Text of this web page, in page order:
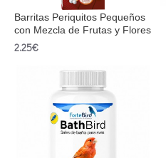
Barritas Periquitos Pequeños
con Mezcla de Frutas y Flores
2.25€